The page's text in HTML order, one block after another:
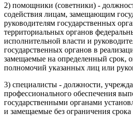
2) помощники (советники) -
содействия лицам, замещающим
руководителям государственных
территориальных органов
исполнительной власти и
государственных органов в
замещаемые на определенный срок,
полномочий указанных лиц или
3) специалисты - должности,
профессионального обеспечения
государственными органами
и замещаемые без ограничения